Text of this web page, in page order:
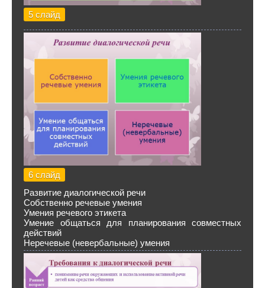
5 слайд
6 слайд
Развитие диалогической речи
Собственно речевые умения
Умения речевого этикета
Умение общаться для планирования совместных
действий
Неречевые (невербальные) умения